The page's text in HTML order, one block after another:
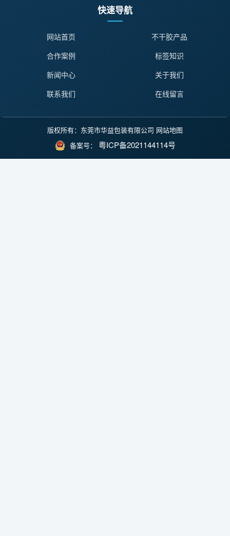
快速导航
网站首页
不干胶产品
合作案例
标签知识
新闻中心
关于我们
联系我们
在线留言
版权所有：东莞市华益包装有限公司 网站地图
备案号： 粤ICP备2021144114号